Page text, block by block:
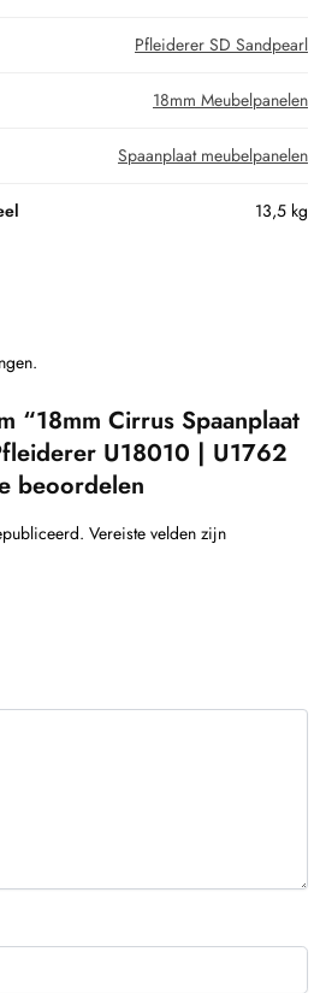
Pfleiderer SD Sandpearl
18mm Meubelpanelen
Spaanplaat meubelpanelen
13,5 kg
“18mm Cirrus Spaanplaat
U18010 | U1762
beoordelen
Vereiste velden zijn